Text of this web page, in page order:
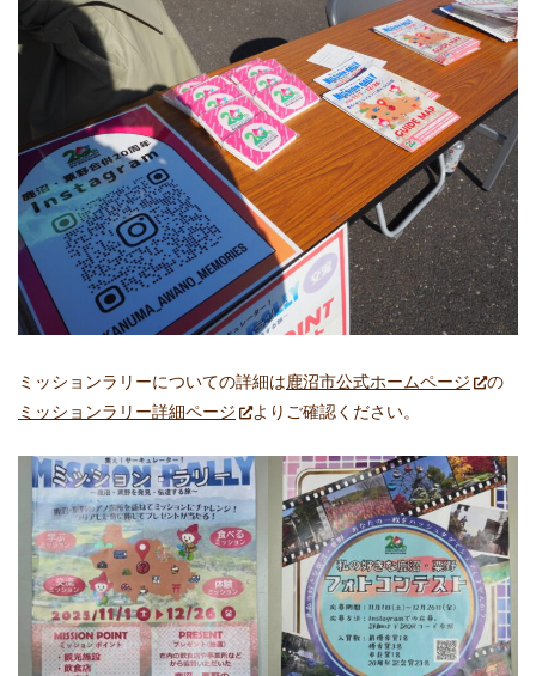
ミッションラリーについての詳細は鹿沼市公式ホームページ
の
ミッションラリー詳細ページ
よりご確認ください。